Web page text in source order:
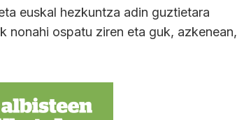
euskal hezkuntza adin guztietara
nonahi ospatu ziren eta guk, azkenean,